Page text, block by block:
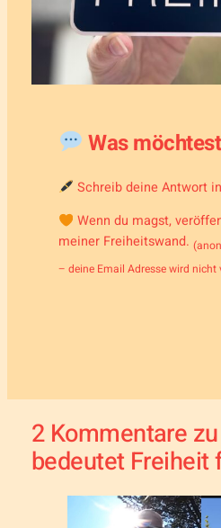
Was
Schreib deine Antwort
Wenn du magst,
meiner Freiheitswand.
– deine Email Adresse wird
2 Kommentare
bedeutet Freiheit